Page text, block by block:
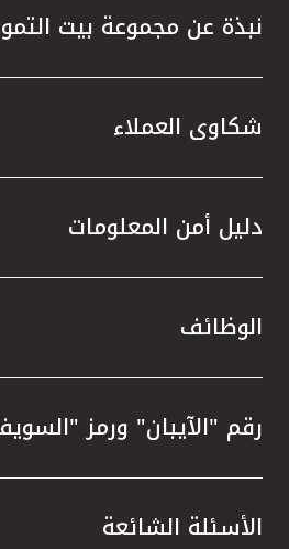
نبذة عن مجموعة بيت
شكاوى العملاء
دليل أمن المعلومات
الوظائف
رقم "الآيبان" ورمز
الأسئلة الشائعة